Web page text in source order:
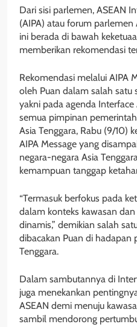
Dari sisi parlemen, ASEAN
(AIPA) atau forum parlemen
ini berada di bawah
memberikan rekomendasi
Rekomendasi melalui AIPA
oleh Puan dalam salah satu
yakni pada agenda
semua pimpinan
Asia Tenggara, Rabu (9/10)
AIPA Message yang
negara-negara Asia
kemampuan tanggap
“Termasuk berfokus pada
dalam konteks kawasan
dinamis,” demikian salah
dibacakan Puan di hadapan
Tenggara.
Dalam sambutannya di
juga menekankan
ASEAN demi menuju
sambil mendorong